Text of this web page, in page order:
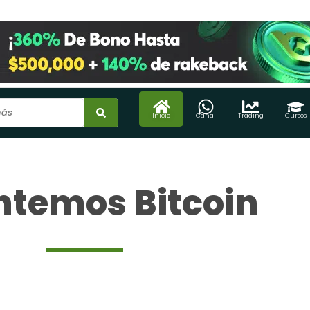
Inicio Canal Trading Cursos
Bitcoin